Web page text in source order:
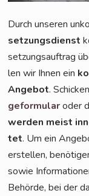
Durch unse­ren
set­zungs­dienst
set­zungs­auf­trag
len wir Ihnen ein
Ange­bot.
ge­for­mu­laroder
wer­den meist
tet. Um ein
erstel­len,
sowie
Behör­de, bei der